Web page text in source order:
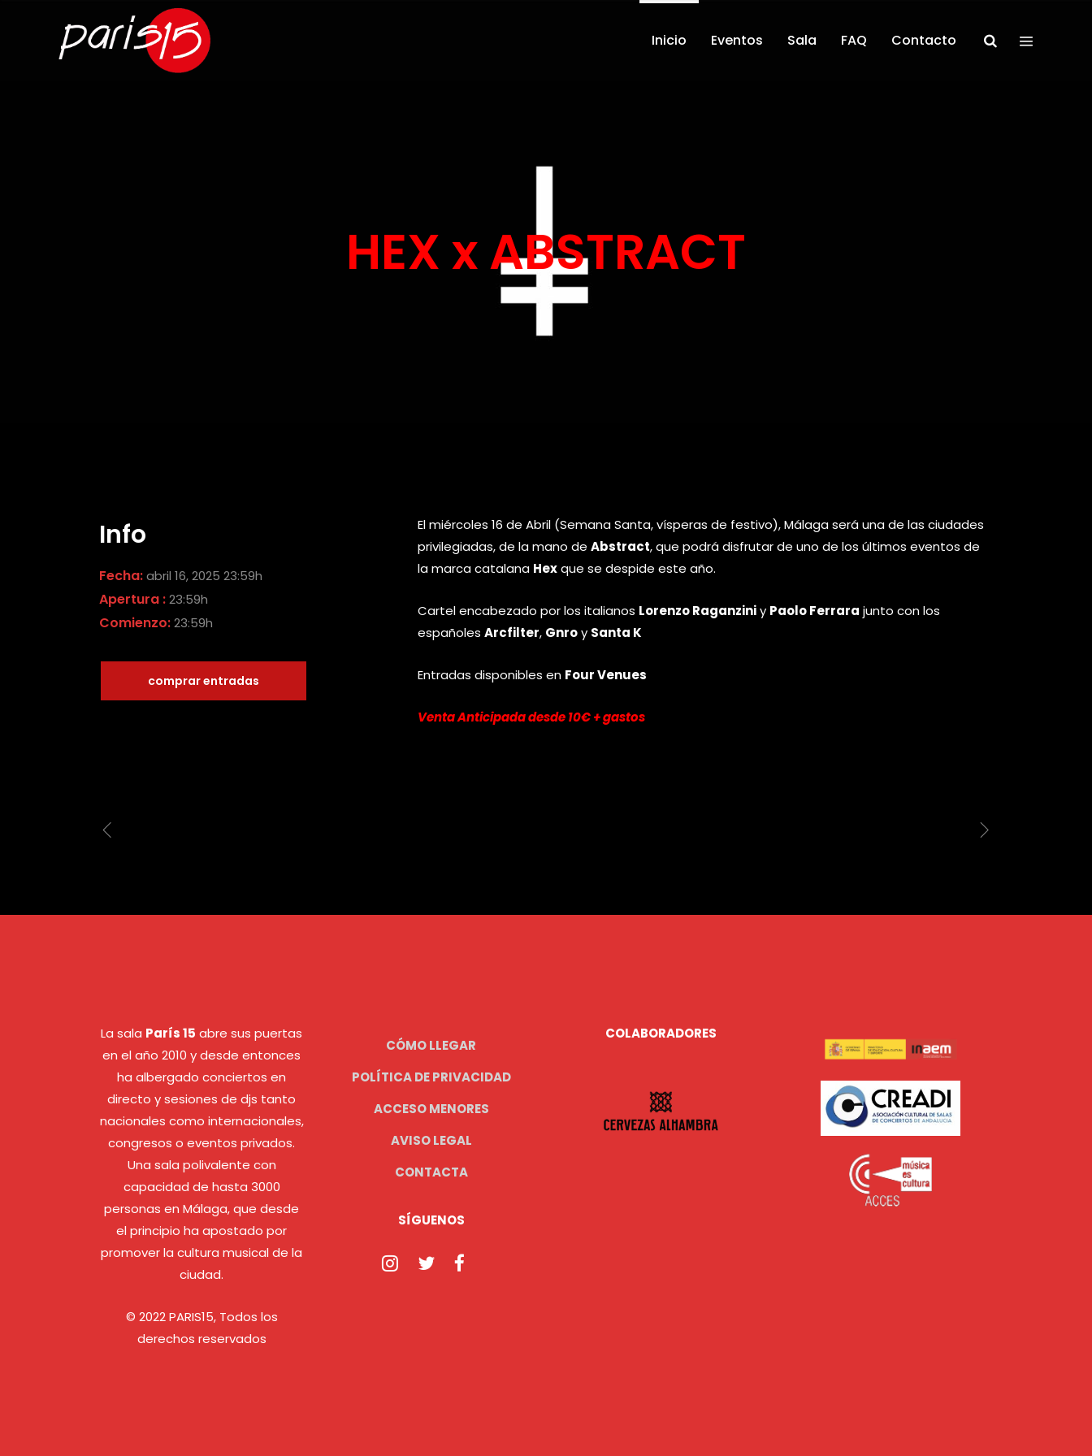
Inicio Eventos Sala FAQ Contacto
HEX x ABSTRACT
Info
Fecha:abril 16, 2025 23:59h
Apertura :23:59h
Comienzo:23:59h
comprar entradas
El miércoles 16 de Abril (Semana Santa, vísperas de festivo), Málaga será una de las ciudades
privilegiadas, de la mano de Abstract, que podrá disfrutar de uno de los últimos eventos de
la marca catalana Hexque se despide este año.
Cartel encabezado por los italianos Lorenzo Raganziniy Paolo Ferrara junto con los
españoles Arcfilter, Gnroy Santa K
Entradas disponibles en Four Venues
Venta Anticipada desde 10€ + gastos
La sala París 15 abre sus puertas
en el año 2010 y desde entonces
ha albergado conciertos en
directo y sesiones de djs tanto
nacionales como internacionales,
congresos o eventos privados.
Una sala polivalente con
capacidad de hasta 3000
personas en Málaga, que desde
el principio ha apostado por
promover la cultura musical de la
ciudad.
© 2022 PARIS15, Todos los
derechos reservados
CÓMO LLEGAR
POLÍTICA DE PRIVACIDAD
ACCESO MENORES
AVISO LEGAL
CONTACTA
SÍGUENOS
COLABORADORES